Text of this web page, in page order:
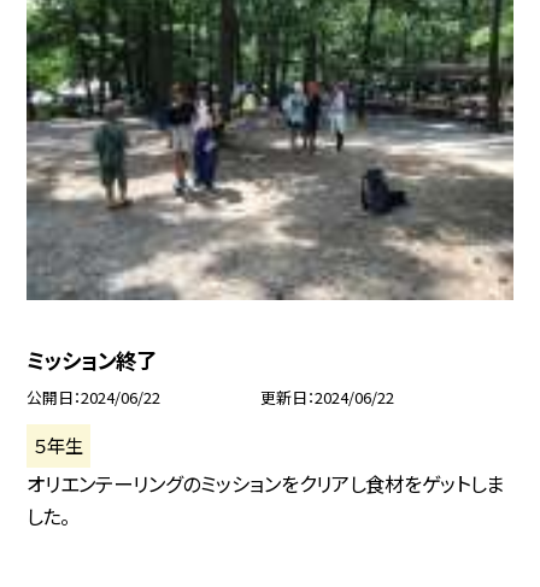
ミッション終了
公開日 2024/06/22 更新日 2024/06/22
５年生
オリエンテーリングのミッションをクリアし食材をゲットしま
した。